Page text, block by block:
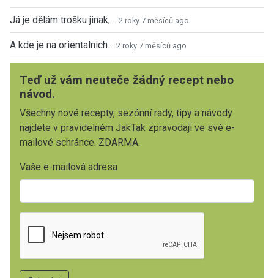
Já je dělám trošku jinak,… 2 roky 7 měsíců ago
A kde je na orientalnich… 2 roky 7 měsíců ago
Teď už vám neuteče žádný recept nebo
návod.
Všechny nové recepty, sezónní rady, tipy a návody
najdete v pravidelném JakTak zpravodaji ve své e-
mailové schránce. ZDARMA.
Vaše e-mailová adresa